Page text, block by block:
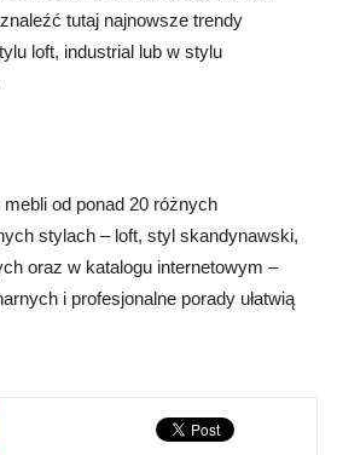
tutaj najnowsze trendy
loft, industrial lub w stylu
od ponad 20 różnych
stylach – loft, styl skandynawski,
oraz w katalogu internetowym –
i profesjonalne porady ułatwią